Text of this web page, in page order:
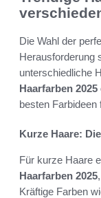
Die Wahl der
Herausforderung
unterschiedliche
Haarfarben 2025
besten
Kurze Haare:
Für kurze Haare
Haarfarben 2025
Kräftige Farben